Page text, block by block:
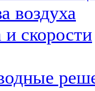
воздуха
и скорости